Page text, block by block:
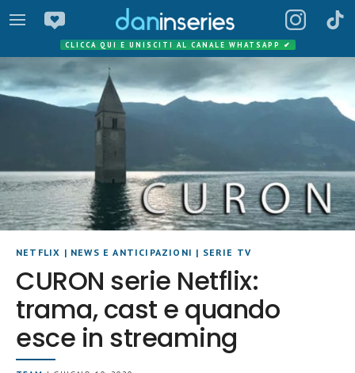
CLICCA QUI E UNISCITI AL CANALE WHATSAPP ✔
NETFLIX | NEWS E ANTICIPAZIONI | SERIE TV
CURON serie Netflix:
trama, cast e quando
esce in streaming